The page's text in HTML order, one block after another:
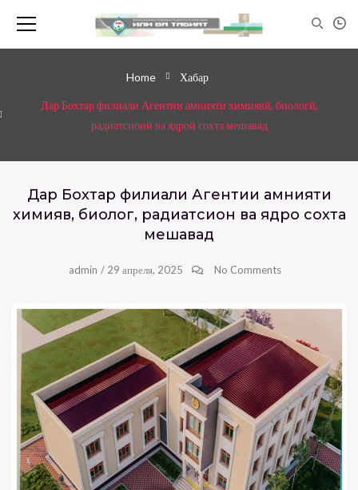
Home Хабар
Дар Бохтар филиали Агентии амнияти химиявӣ, биологӣ,
радиатсионӣ ва ядроӣ сохта мешавад
Дар Бохтар филиали Агентии амнияти
химиявӣ, биологӣ, радиатсионӣ ва ядроӣ сохта
мешавад
admin / 29 апреля, 2025 No Comments